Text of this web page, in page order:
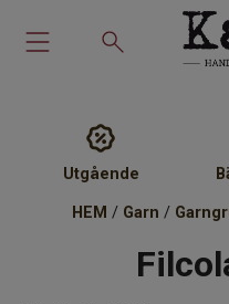
Stickmönster
Utgående
HEM / Garn /